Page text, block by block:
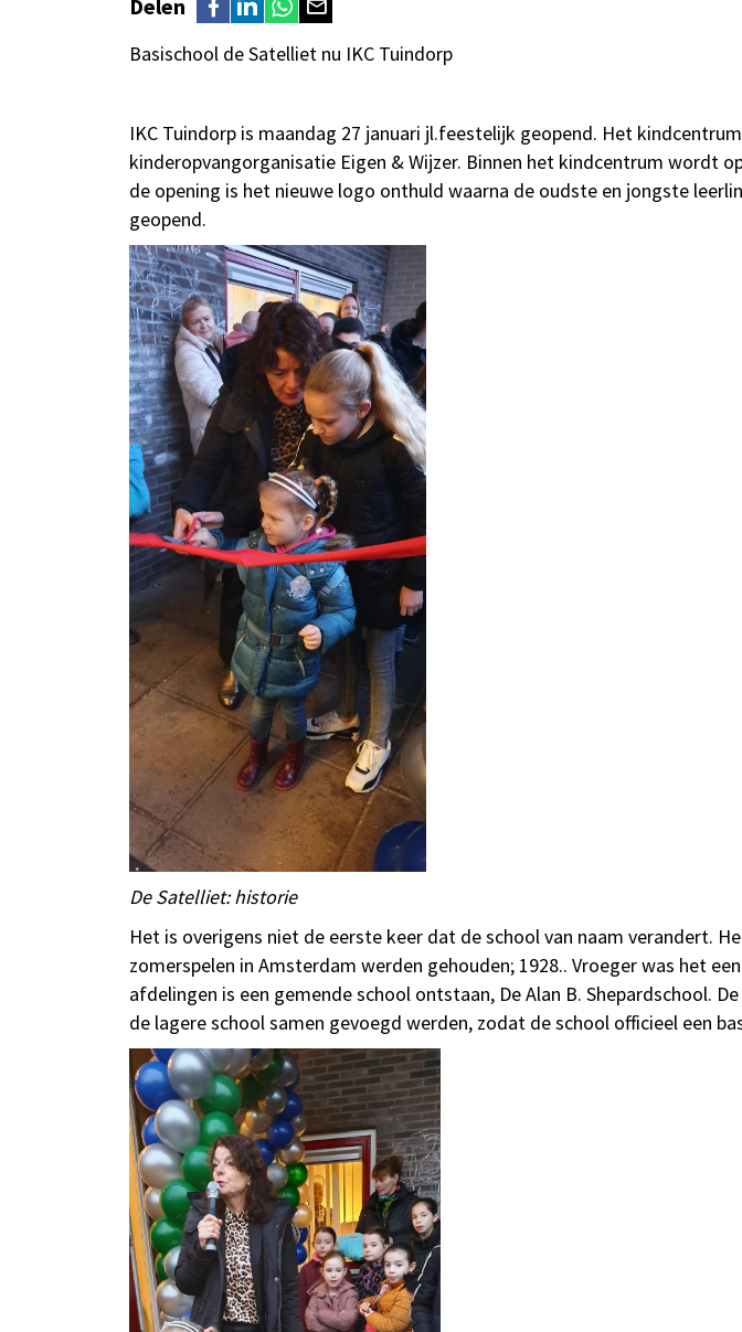
Delen
Basischool de Satelliet nu IKC Tuindorp
IKC Tuindorp is maandag 27 januari jl.feestelijk geopend. Het
kinderopvangorganisatie Eigen & Wijzer. Binnen het kindcentrum wordt
de opening is het nieuwe logo onthuld waarna de oudste en jongste
geopend.
De Satelliet: historie
Het is overigens niet de eerste keer dat de school van naam verandert.
zomerspelen in Amsterdam werden gehouden; 1928.. Vroeger was het
afdelingen is een gemende school ontstaan, De Alan B. Shepardschool.
de lagere school samen gevoegd werden, zodat de school officieel een